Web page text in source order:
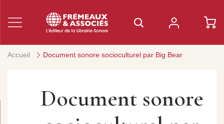
Accueil Document sonore socioculturel par Big Bear
Document sonore